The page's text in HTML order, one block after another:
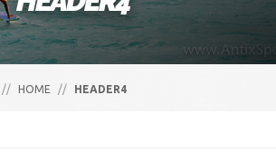
// HOME // HEADER4